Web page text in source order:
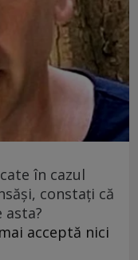
în cazul
constați că
asta?
acceptă nici